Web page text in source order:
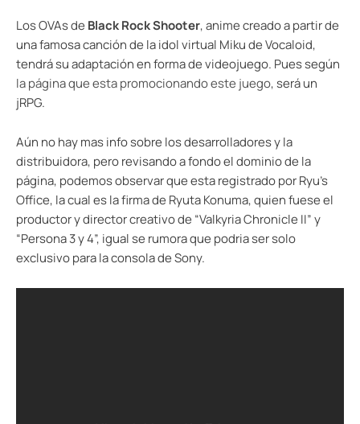
Los OVAs de Black Rock Shooter, anime creado a partir de
una famosa canción de la idol virtual Miku de Vocaloid,
tendrá su adaptación en forma de videojuego. Pues según
la página que esta promocionando este juego, será un
jRPG.
Aún no hay mas info sobre los desarrolladores y la
distribuidora, pero revisando a fondo el dominio de la
página, podemos observar que esta registrado por Ryu’s
Office, la cual es la firma de Ryuta Konuma, quien fuese el
productor y director creativo de “Valkyria Chronicle II” y
“Persona 3 y 4”, igual se rumora que podria ser solo
exclusivo para la consola de Sony.